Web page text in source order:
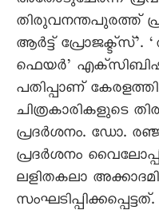
തിരുവനന്തപുരത്ത്‌
ആർട്ട്‌ പ്രോജക്ട്‌സ്‌’.
ഫെയർ’
പതിപ്പാണ്‌
ചിത്രകാരികളുടെ
പ്രദർശനം. ഡോ.
പ്രദർശനം
ലളിതകലാ
സംഘടിപ്പിക്കപ്പെട്ടത്‌.